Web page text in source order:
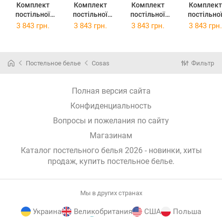
Комплект
постільної
білизни
Сімейний
Комплект
постільної
білизни
(026257)
Комплект
постільної
білизни
Комплект
постільної
білизни
Сімейний
3 843 грн. 3 843 грн. 3 843 грн. 3 843 грн.
Постельное белье Cosas Фильтр
Полная версия сайта
Конфиденциальность
Вопросы и пожелания по сайту
Магазинам
Каталог постельного белья 2026 - новинки, хиты
продаж, купить постельное белье.
Мы в других странах
Украина Великобритания США Польша